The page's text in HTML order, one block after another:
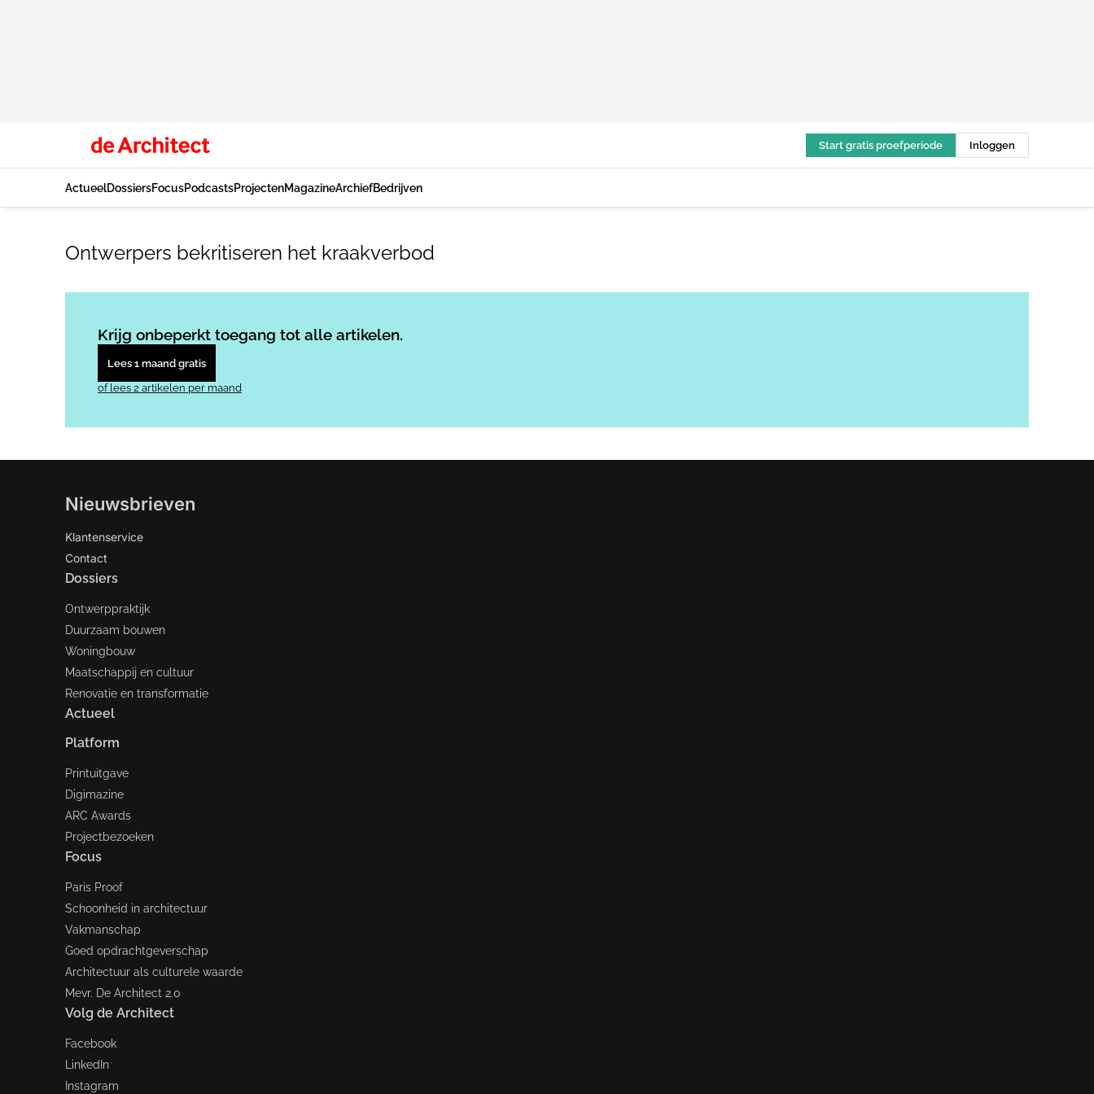
Start gratis proefperiode Inloggen
ActueelDossiersFocusPodcastsProjectenMagazineArchiefBedrijven
Ontwerpers bekritiseren het kraakverbod
Krijg onbeperkt toegang tot alle artikelen.
Lees 1 maand gratis
of lees 2 artikelen per maand
Nieuwsbrieven
Klantenservice
Contact
Dossiers
Ontwerppraktijk
Duurzaam bouwen
Woningbouw
Maatschappij en cultuur
Renovatie en transformatie
Actueel
Platform
Printuitgave
Digimazine
ARC Awards
Projectbezoeken
Focus
Paris Proof
Schoonheid in architectuur
Vakmanschap
Goed opdrachtgeverschap
Architectuur als culturele waarde
Mevr. De Architect 2.0
Volg de Architect
Facebook
LinkedIn
Instagram